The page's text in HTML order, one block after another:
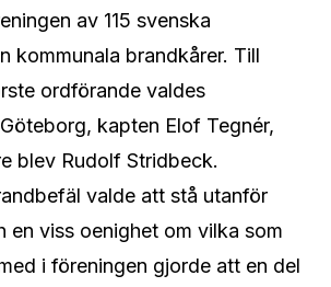
av 115 svenska
kommunala brandkårer. Till
ordförande valdes
kapten Elof Tegnér,
blev Rudolf Stridbeck.
valde att stå utanför
en viss oenighet om vilka som
i föreningen gjorde att en del